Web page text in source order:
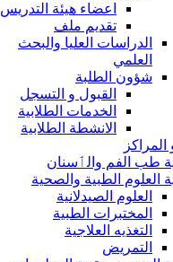
اعضاء هيئة التدريس
تقديم ملف
الدراسات العليا والبحث
العلمي
شؤون الطلبة
القبول و التسجل
الخدمات الطلابية
الانشطة الطلابية
المراكز
طب الفم والٲسنان
العلوم الطبية والصحية
العلوم الصيدلانية
المختبرات الطبية
التغذيه العلاجية
التمريض